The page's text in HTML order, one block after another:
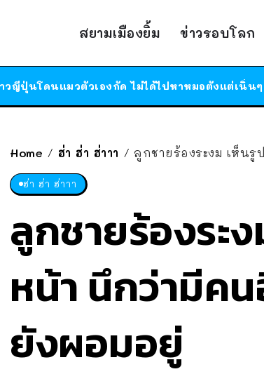
สยามเมืองยิ้ม ข่าวรอบโลก
Home / ฮ่า ฮ่า ฮ่าาา / ลูกชายร้องระงม เห็น
ฮ่า ฮ่า ฮ่าาา
ลูกชายร้องระ
หน้า นึกว่ามีค
ยังผอมอยู่